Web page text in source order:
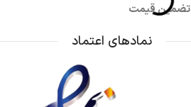
تضمین قیمت
نمادهای اعتماد